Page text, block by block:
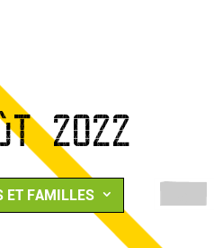
2022
ET FAMILLES